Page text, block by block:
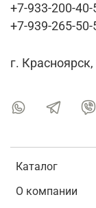
Каталог
О компании
+7-933-200-40-
+7-939-265-50-
г.